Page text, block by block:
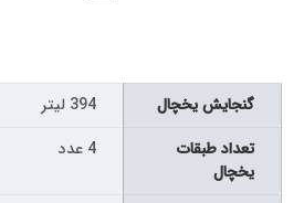
گنجایش یخچال
394 لیتر
تعداد طبقات
یخچال
4 عدد